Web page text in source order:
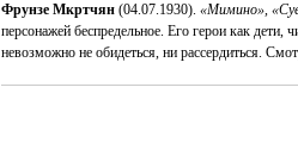
Фрунзе Мкртчян (04.07.1930). «Мимино», «
персонажей беспредельное. Его герои как
невозможно не обидеться, ни рассердиться.